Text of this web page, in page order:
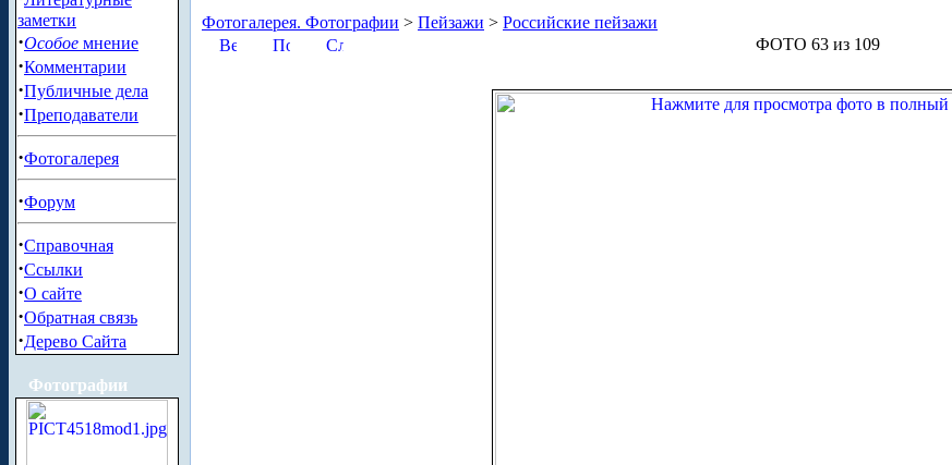
заметки
·Особое мнение
·Комментарии
·Публичные дела
·Преподаватели
·Фотогалерея
·Форум
·Справочная
·Ссылки
·О сайте
·Обратная связь
·Дерево Сайта
Фотографии
Фотогалерея. Фотографии > Пейзажи > Российские пейзажи
ФОТО 63 из 109